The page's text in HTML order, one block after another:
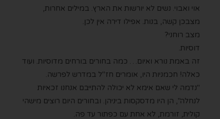
אוי ואבוי. נשים לא יורשות את הארץ. במילים אחרות,
מצבכן קשה, בנות. אפילו דירה אין לכן.
מצב רוחני?
דוסיות.
זה באמת נורא ואיום… כמה בחורים בורחים מדוסיות. ועוד
כאלה! חכמניות היו, אומרים חז"ל במדרש לפרשה.
"נדמה לי שאם אימא לא יכולה להתייבם אנחנו זכאיות
לנחלה", הן היו מדסקסות ביניהן. ובחורים היום רוצים מישהי
קולית, זורמת, לא אחת עם כפתור עד פה.